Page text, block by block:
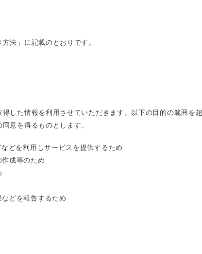
法」に記載のとおりです。
した情報を利用させていただきます。以下の⽬的の範囲を超
意を得るものとします。
どを利用しサービスを提供するため
成等のため
どを報告するため